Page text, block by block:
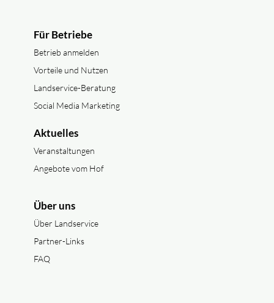
Für Betriebe
Betrieb anmelden
Vorteile und Nutzen
Landservice-Beratung
Social Media Marketing
Aktuelles
Veranstaltungen
Angebote vom Hof
Über uns
Über Landservice
Partner-Links
FAQ